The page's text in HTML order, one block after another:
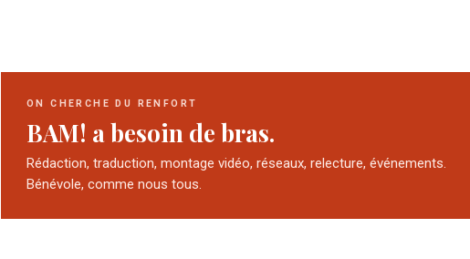
ON CHERCHE DU RENFORT
BAM! a besoin de bras.
Rédaction, traduction, montage vidéo, réseaux, relecture, événements.
Bénévole, comme nous tous.